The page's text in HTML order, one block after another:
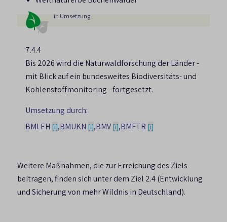
in Umsetzung
7.4.4
Bis 2026 wird die Naturwaldforschung der Länder -
mit Blick auf ein bundesweites Biodiversitäts- und
Kohlenstoffmonitoring –fortgesetzt.
Umsetzung durch:
BMLEH [i],BMUKN [i],BMV [i],BMFTR [i]
Weitere Maßnahmen, die zur Erreichung des Ziels
beitragen, finden sich unter dem Ziel 2.4 (Entwicklung
und Sicherung von mehr Wildnis in Deutschland).